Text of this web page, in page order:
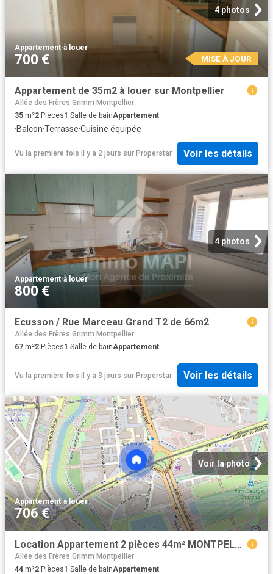
4 photos
Appartement·à louer
700 € MISE À JOUR
Appartement de 35m2 à louer sur Montpellier
Allée des Frères Grimm Montpellier
35 m²2 Pièces1 Salle de bainAppartement
·Balcon·Terrasse·Cuisine équipée
Vu la première fois il y a 2 jours sur Properstar Voir les détails
4 photos
Appartement·à louer
800 €
Ecusson / Rue Marceau Grand T2 de 66m2
Allée des Frères Grimm Montpellier
67 m²2 Pièces1 Salle de bainAppartement
Vu la première fois il y a 3 jours sur Properstar Voir les détails
Voir la photo
Appartement·à louer
706 €
Location Appartement 2 pièces 44m² MONTPELLIER 34000
Allée des Frères Grimm Montpellier
44 m²2 Pièces1 Salle de bainAppartement